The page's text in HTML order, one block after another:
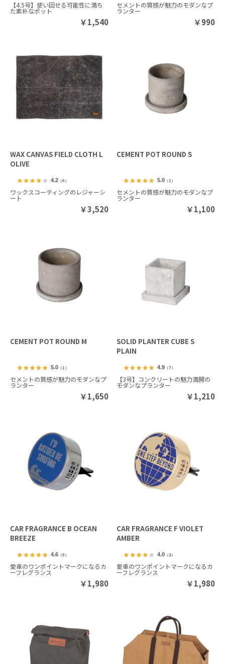
【4.5号】使い回せる可能性に満ち
た素朴なポット
￥1,540
セメントの質感が魅力のモダンなプ
ランター
￥990
WAX CANVAS FIELD CLOTH L
OLIVE
4.2（6）
ワックスコーティングのレジャーシ
ート
￥3,520
CEMENT POT ROUND S
5.0 （1）
セメントの質感が魅力のモダンなプ
ランター
￥1,100
CEMENT POT ROUND M
5.0（1）
セメントの質感が魅力のモダンなプ
ランター
￥1,650
SOLID PLANTER CUBE S
PLAIN
4.9 （7）
【3号】コンクリートの魅力満開の
モダンなプランター
￥1,210
CAR FRAGRANCE B OCEAN
BREEZE
4.6（9）
愛車のワンポイントマークになるカ
ーフレグランス
￥1,980
CAR FRAGRANCE F VIOLET
AMBER
4.0 （3）
愛車のワンポイントマークになるカ
ーフレグランス
￥1,980